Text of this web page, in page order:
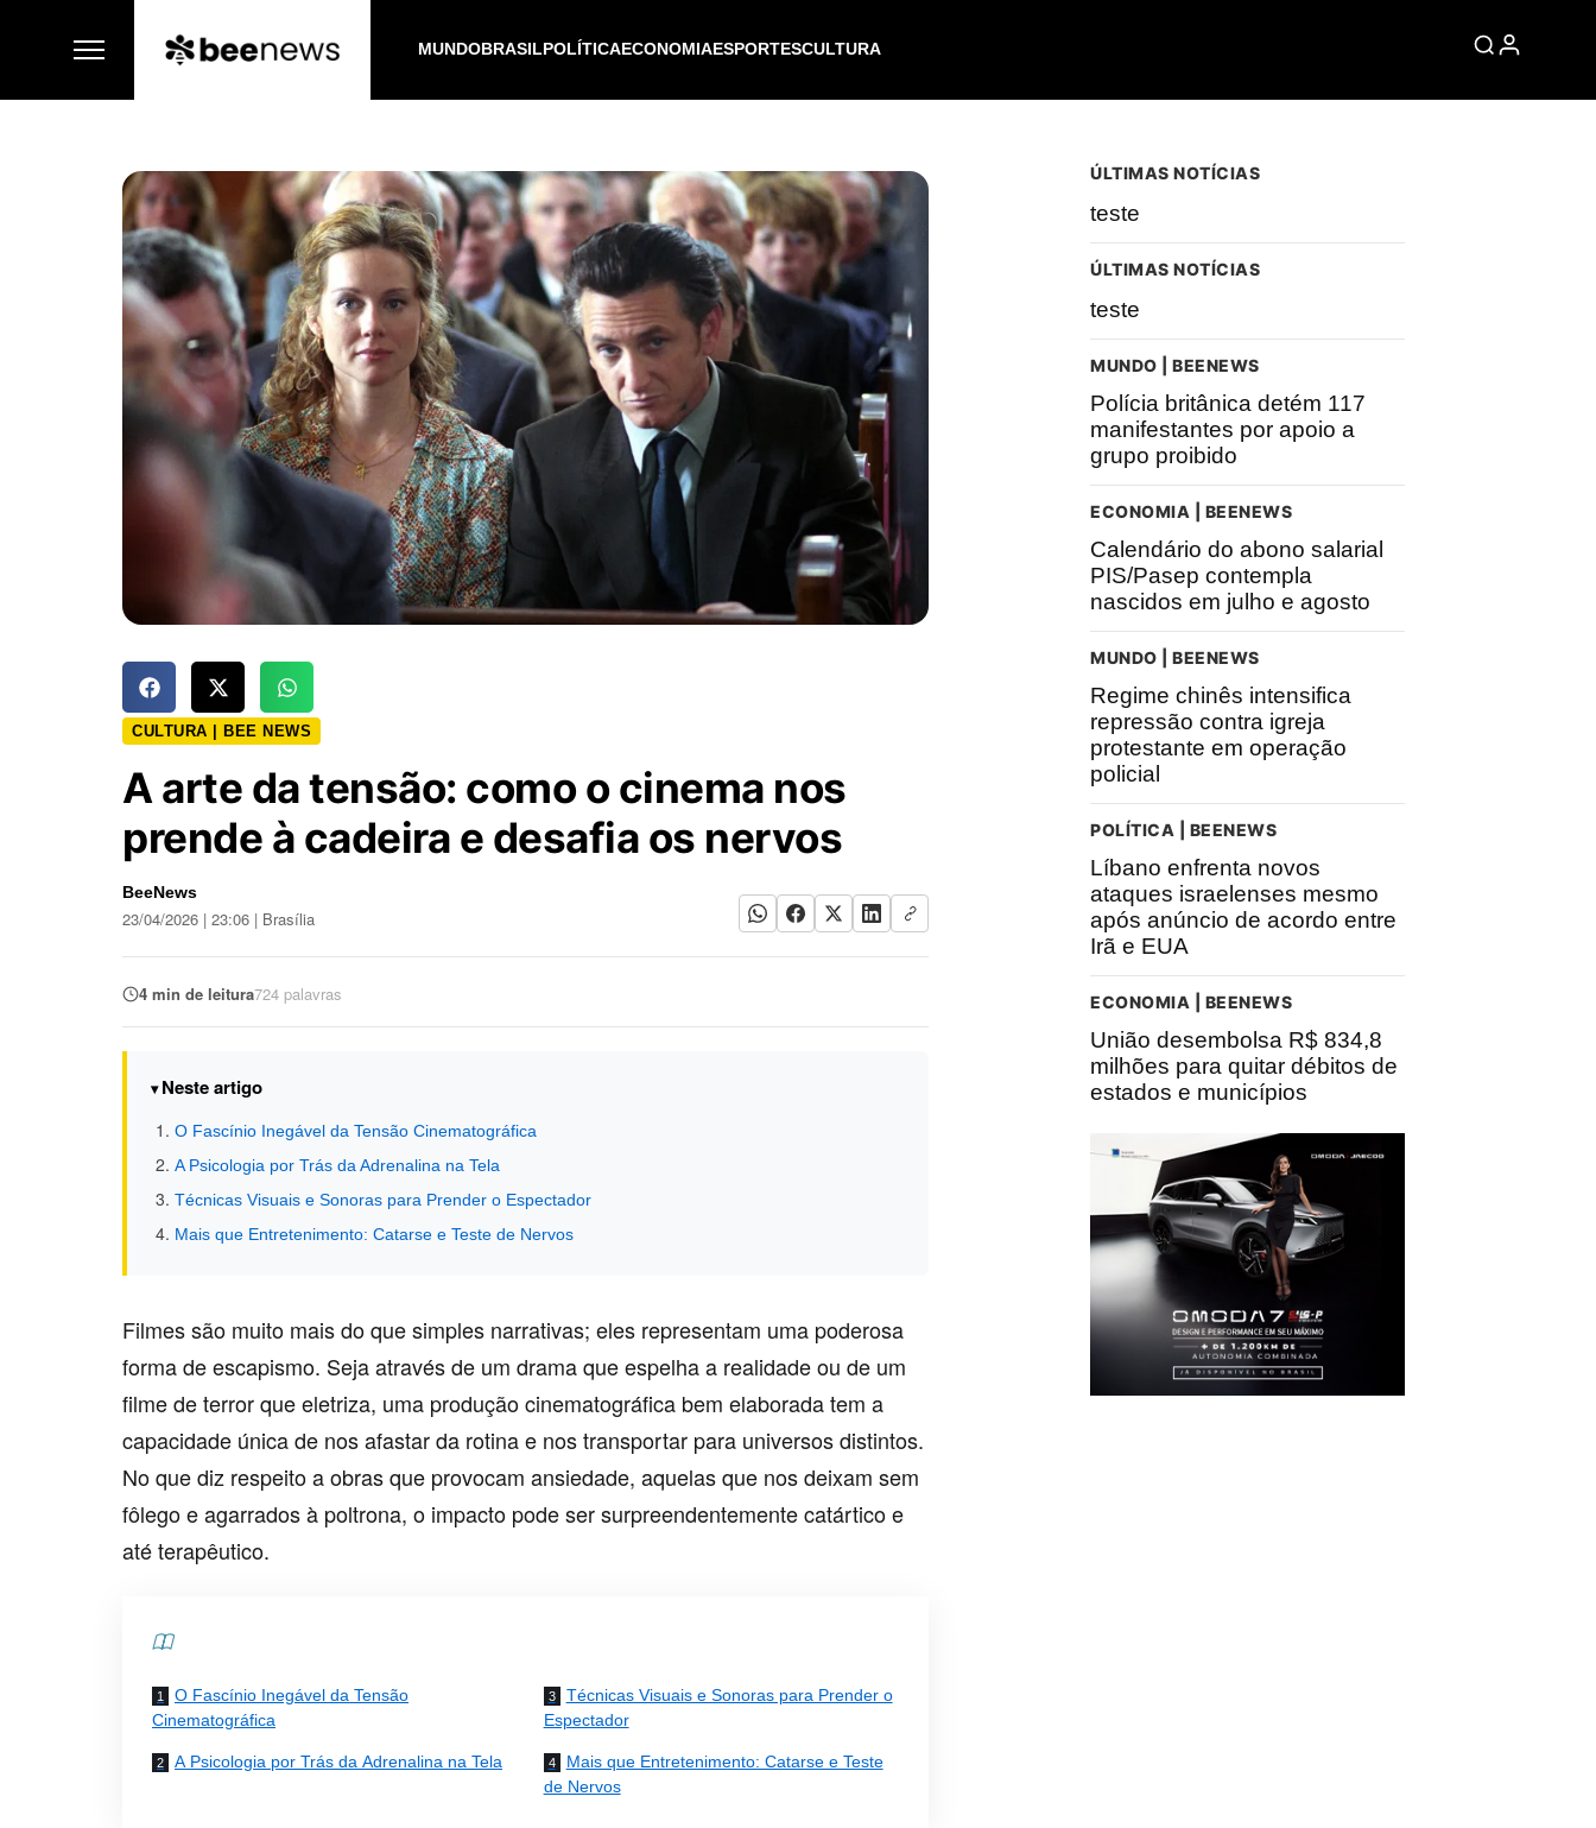
MUNDOBRASILPOLÍTICAECONOMIAESPORTESCULTURA
CULTURA | BEE NEWS
A arte da tensão: como o cinema nos
prende à cadeira e desafia os nervos
BeeNews
23/04/2026 | 23:06 | Brasília
4 min de leitura724 palavras
Neste artigo
O Fascínio Inegável da Tensão Cinematográfica
A Psicologia por Trás da Adrenalina na Tela
Técnicas Visuais e Sonoras para Prender o Espectador
Mais que Entretenimento: Catarse e Teste de Nervos
Filmes são muito mais do que simples narrativas; eles representam uma poderosa
forma de escapismo. Seja através de um drama que espelha a realidade ou de um
filme de terror que eletriza, uma produção cinematográfica bem elaborada tem a
capacidade única de nos afastar da rotina e nos transportar para universos distintos.
No que diz respeito a obras que provocam ansiedade, aquelas que nos deixam sem
fôlego e agarrados à poltrona, o impacto pode ser surpreendentemente catártico e
até terapêutico.
O Fascínio Inegável da Tensão
Cinematográfica
A Psicologia por Trás da Adrenalina na Tela
Técnicas Visuais e Sonoras para Prender o
Espectador
Mais que Entretenimento: Catarse e Teste
de Nervos
ÚLTIMAS NOTÍCIAS
teste
ÚLTIMAS NOTÍCIAS
teste
MUNDO | BEENEWS
Polícia britânica detém 117
manifestantes por apoio a
grupo proibido
ECONOMIA | BEENEWS
Calendário do abono salarial
PIS/Pasep contempla
nascidos em julho e agosto
MUNDO | BEENEWS
Regime chinês intensifica
repressão contra igreja
protestante em operação
policial
POLÍTICA | BEENEWS
Líbano enfrenta novos
ataques israelenses mesmo
após anúncio de acordo entre
Irã e EUA
ECONOMIA | BEENEWS
União desembolsa R$ 834,8
milhões para quitar débitos de
estados e municípios